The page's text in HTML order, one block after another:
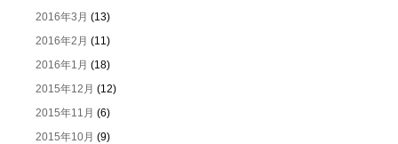
2016年3月 (13)
2016年2月 (11)
2016年1月 (18)
2015年12月 (12)
2015年11月 (6)
2015年10月 (9)